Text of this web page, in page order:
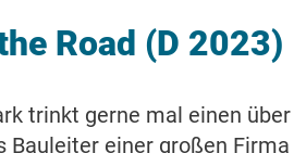
Road (D 2023)
trinkt gerne mal einen über
Bauleiter einer großen Firma